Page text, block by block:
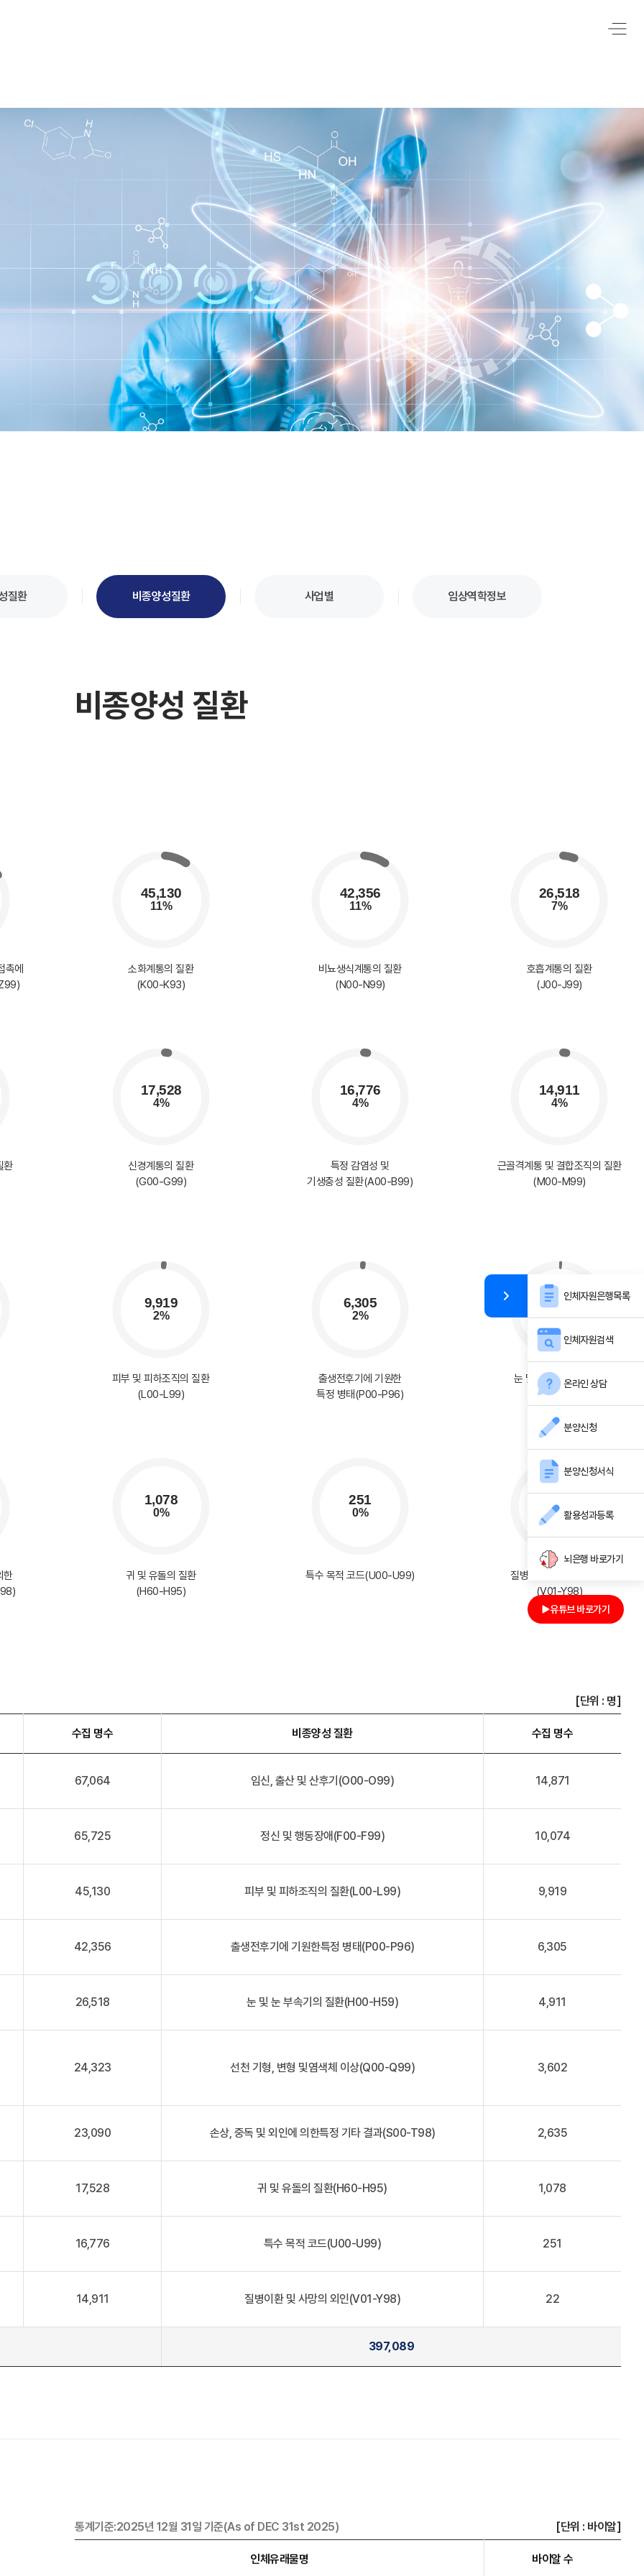
질환 비종양성질환 사업별 임상역학정보
비종양성 질환
촉에
소화계통의 질환
(K00-K93)
비뇨생식계통의 질환
(N00-N99)
호흡계통의 질환
(J00-J99)
환
신경계통의 질환
(G00-G99)
특정 감염성 및
기생충성 질환(A00-B99)
근골격계통 및 결합조직의 질환
(M00-M99)
피부 및 피하조직의 질환
(L00-L99)
출생전후기에 기원한
특정 병태(P00-P96)
눈 및 눈 부속기의 질환
(H00-H59)
한
귀 및 유돌의 질환
(H60-H95)
특수 목적 코드(U00-U99)
질병이환 및 사망의 외인
(V01-Y98)
[단위 : 명]
수집 명수 비종양성 질환 수집 명수
67,064 임신, 출산 및 산후기(O00-O99) 14,871
65,725 정신 및 행동장애(F00-F99) 10,074
45,130 피부 및 피하조직의 질환(L00-L99) 9,919
42,356 출생전후기에 기원한특정 병태(P00-P96) 6,305
26,518 눈 및 눈 부속기의 질환(H00-H59) 4,911
24,323 선천 기형, 변형 및염색체 이상(Q00-Q99) 3,602
23,090 손상, 중독 및 외인에 의한특정 기타 결과(S00-T98) 2,635
17,528 귀 및 유돌의 질환(H60-H95) 1,078
16,776 특수 목적 코드(U00-U99) 251
14,911 질병이환 및 사망의 외인(V01-Y98) 22
397,089
통계기준:2025년 12월 31일 기준(As of DEC 31st 2025) [단위 : 바이알]
인체유래물명 바이알 수
인체자원은행목록
인체자원검색
온라인 상담
분양신청
분양신청서식
활용성과등록
뇌은행 바로가기
유튜브 바로가기